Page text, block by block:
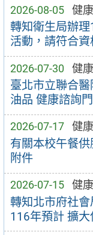
2026-08-05 健
轉知衛生局辦
活動，請符合
2026-07-30 健
臺北市立聯合
油品 健康諮詢門
2026-07-17 健
有關本校午餐
附件
2026-07-15 健
轉知北市府社
116年預計 擴大